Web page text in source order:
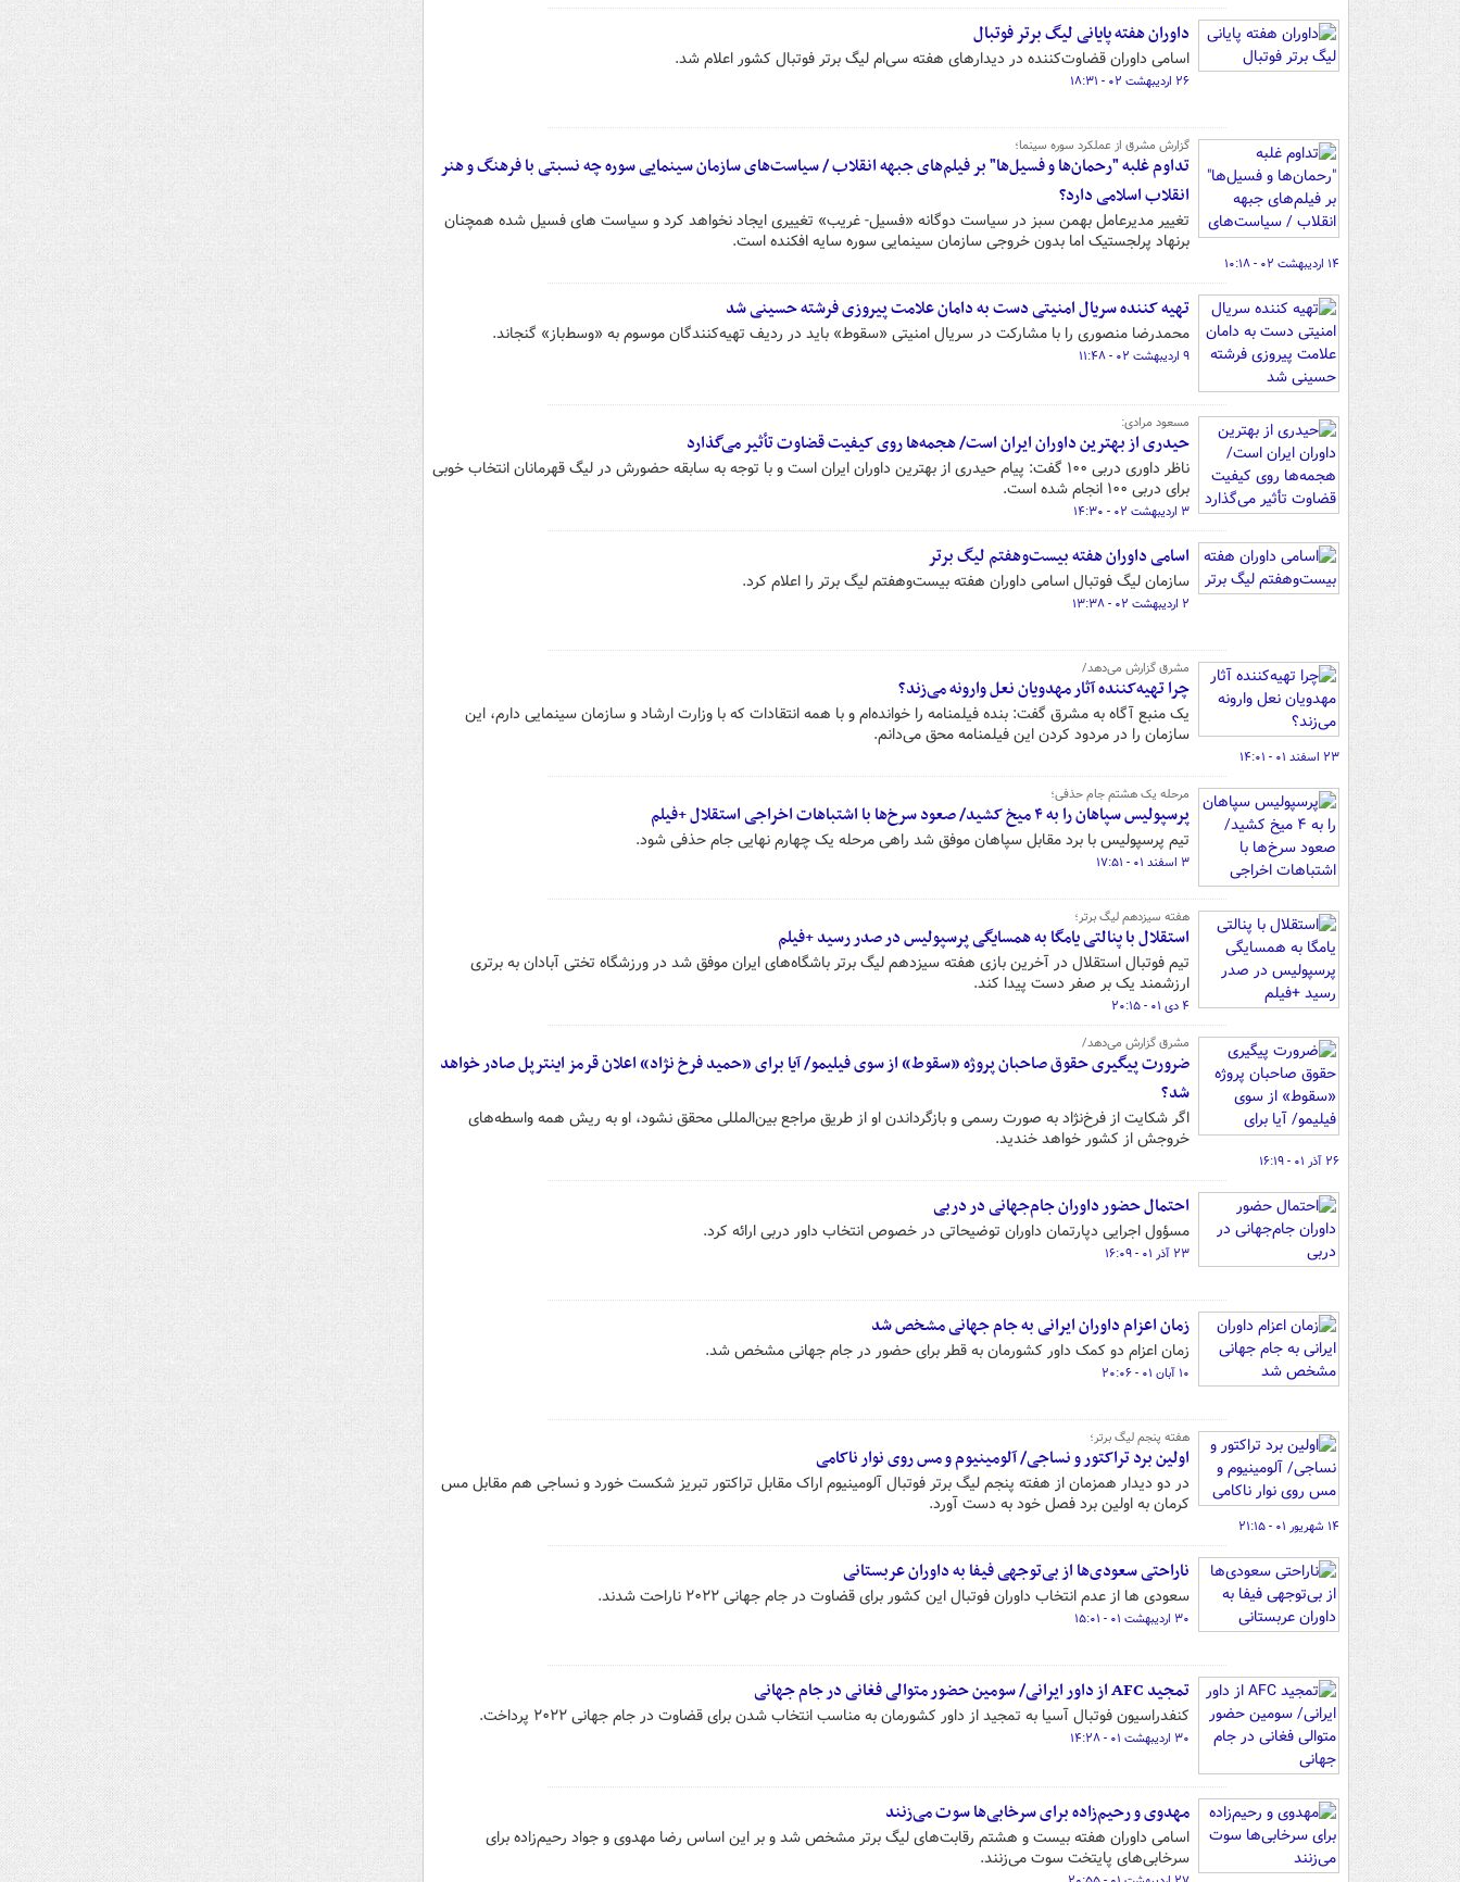
داوران هفته پایانی لیگ برتر فوتبال
اسامی داوران قضاوت‌کننده در دیدارهای هفته سی‌ام لیگ برتر فوتبال کشور اعلام شد.
۲۶ اردیبهشت ۰۲ - ۱۸:۳۱
گزارش مشرق از عملکرد سوره سینما؛
تداوم غلبه "رحمان‌ها و فسیل‌ها" بر فیلم‌های جبهه انقلاب / سیاست‌های سازمان سینمایی سوره چه نسبتی با فرهنگ و هنر
انقلاب اسلامی دارد؟
تغییر مدیرعامل بهمن سبز در سیاست‌ دوگانه «فسیل- غریب» تغییری ایجاد نخواهد کرد و سیاست‌ های فسیل شده همچنان
برنهاد پرلجستیک اما بدون خروجی سازمان سینمایی سوره سایه افکنده است.
۱۴ اردیبهشت ۰۲ - ۱۰:۱۸
تهیه کننده سریال امنیتی دست به دامان علامت پیروزی فرشته حسینی شد
محمدرضا منصوری را با مشارکت در سریال امنیتی «سقوط» باید در ردیف تهیه‌کنندگان موسوم به «وسط‌باز» گنجاند.
۹ اردیبهشت ۰۲ - ۱۱:۴۸
مسعود مرادی:
حیدری از بهترین داوران ایران است/ هجمه‌ها روی کیفیت قضاوت تأثیر می‌گذارد
ناظر داوری دربی ۱۰۰ گفت: پیام حیدری از بهترین داوران ایران است و با توجه به سابقه حضورش در لیگ قهرمانان انتخاب خوبی
برای دربی ۱۰۰ انجام شده است.
۳ اردیبهشت ۰۲ - ۱۴:۳۰
اسامی داوران هفته بیست‌وهفتم لیگ برتر
سازمان لیگ فوتبال اسامی داوران هفته‌ بیست‌وهفتم لیگ برتر را اعلام کرد.
۲ اردیبهشت ۰۲ - ۱۳:۳۸
مشرق گزارش می‌دهد/
چرا تهیه‌کننده آثار مهدویان نعل وارونه می‌زند؟
یک منبع آگاه به مشرق گفت: بنده فیلمنامه را خوانده‌ام و با همه انتقادات که با وزارت ارشاد و سازمان سینمایی دارم، این
سازمان را در مردود کردن این فیلمنامه محق می‌دانم.
۲۳ اسفند ۰۱ - ۱۴:۰۱
مرحله یک هشتم جام حذفی؛
پرسپولیس سپاهان را به ۴ میخ کشید/ صعود سرخ‌ها با اشتباهات اخراجی استقلال +فیلم
تیم پرسپولیس با برد مقابل سپاهان موفق شد راهی مرحله یک چهارم نهایی جام حذفی شود.
۳ اسفند ۰۱ - ۱۷:۵۱
هفته سیزدهم لیگ برتر؛
استقلال با پنالتی یامگا به همسایگی پرسپولیس در صدر رسید +فیلم
تیم فوتبال استقلال در آخرین بازی هفته سیزدهم لیگ برتر باشگاه‌های ایران موفق شد در ورزشگاه تختی آبادان به برتری
ارزشمند یک بر صفر دست پیدا کند.
۴ دی ۰۱ - ۲۰:۱۵
مشرق گزارش می‌دهد/
ضرورت پیگیری حقوق صاحبان پروژه «سقوط» از سوی فیلیمو/ آیا برای «حمید فرخ نژاد» اعلان قرمز اینترپل صادر خواهد
شد؟
اگر شکایت از فرخ‌نژاد به صورت رسمی و بازگرداندن او از طریق مراجع بین‌المللی محقق نشود، او به ریش همه واسطه‌های
خروجش از کشور خواهد خندید.
۲۶ آذر ۰۱ - ۱۶:۱۹
احتمال حضور داوران جام‌جهانی در دربی
مسؤول اجرایی دپارتمان داوران توضیحاتی در خصوص انتخاب داور دربی ارائه کرد.
۲۳ آذر ۰۱ - ۱۶:۰۹
زمان اعزام داوران ایرانی به جام جهانی مشخص شد
زمان اعزام دو کمک داور کشورمان به قطر برای حضور در جام جهانی مشخص شد.
۱۰ آبان ۰۱ - ۲۰:۰۶
هفته پنجم لیگ برتر؛
اولین برد تراکتور و نساجی/ آلومینیوم و مس روی نوار ناکامی
در دو دیدار همزمان از هفته پنجم لیگ برتر فوتبال آلومینیوم اراک مقابل تراکتور تبریز شکست خورد و نساجی هم مقابل مس
کرمان به اولین برد فصل خود به دست آورد.
۱۴ شهریور ۰۱ - ۲۱:۱۵
ناراحتی سعودی‌ها از بی‌توجهی فیفا به داوران عربستانی
سعودی ها از عدم انتخاب داوران فوتبال این کشور برای قضاوت در جام جهانی ۲۰۲۲ ناراحت شدند.
۳۰ اردیبهشت ۰۱ - ۱۵:۰۱
تمجید AFC از داور ایرانی/ سومین حضور متوالی فغانی در جام جهانی
کنفدراسیون فوتبال آسیا به تمجید از داور کشورمان به مناسب انتخاب شدن برای قضاوت در جام جهانی ۲۰۲۲ پرداخت.
۳۰ اردیبهشت ۰۱ - ۱۴:۲۸
مهدوی و رحیم‌زاده برای سرخابی‌ها سوت می‌زنند
اسامی داوران هفته بیست و هشتم رقابت‌های لیگ برتر مشخص شد و بر این اساس رضا مهدوی و جواد رحیم‌زاده برای
سرخابی‌های پایتخت سوت می‌زنند.